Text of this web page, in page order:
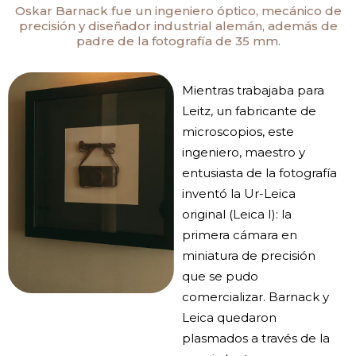
Oskar Barnack fue un ingeniero óptico, mecánico de
precisión y diseñador industrial alemán, además de
padre de la fotografía de 35 mm.
Mientras trabajaba para
Leitz, un fabricante de
microscopios, este
ingeniero, maestro y
entusiasta de la fotografía
inventó la Ur-Leica
original (Leica I): la
primera cámara en
miniatura de precisión
que se pudo
comercializar. Barnack y
Leica quedaron
plasmados a través de la